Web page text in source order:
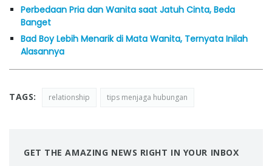
Perbedaan Pria dan Wanita saat Jatuh Cinta, Beda
Banget
Bad Boy Lebih Menarik di Mata Wanita, Ternyata Inilah
Alasannya
TAGS: relationship tips menjaga hubungan
GET THE AMAZING NEWS RIGHT IN YOUR INBOX